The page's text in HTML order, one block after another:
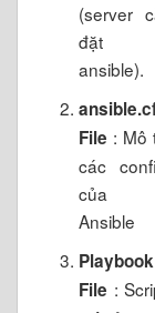
(server
đặt
ansible).
File : Mô
các
của
Ansible
Playbook
File :